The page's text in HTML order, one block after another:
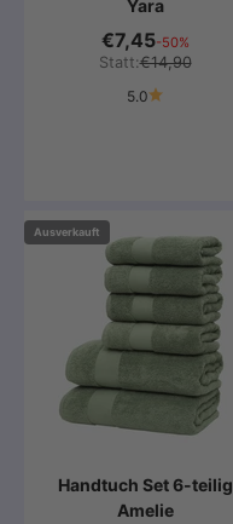
Yara
€7,45-50%
Statt:€14,90
5.0
Ausverkauft
Handtuch Set 6-teilig
Amelie